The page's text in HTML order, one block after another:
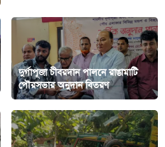
দুর্গাপূজা চীবরদান পালনে রাঙামাটি
পৌরসভার অনুদান বিতরণ